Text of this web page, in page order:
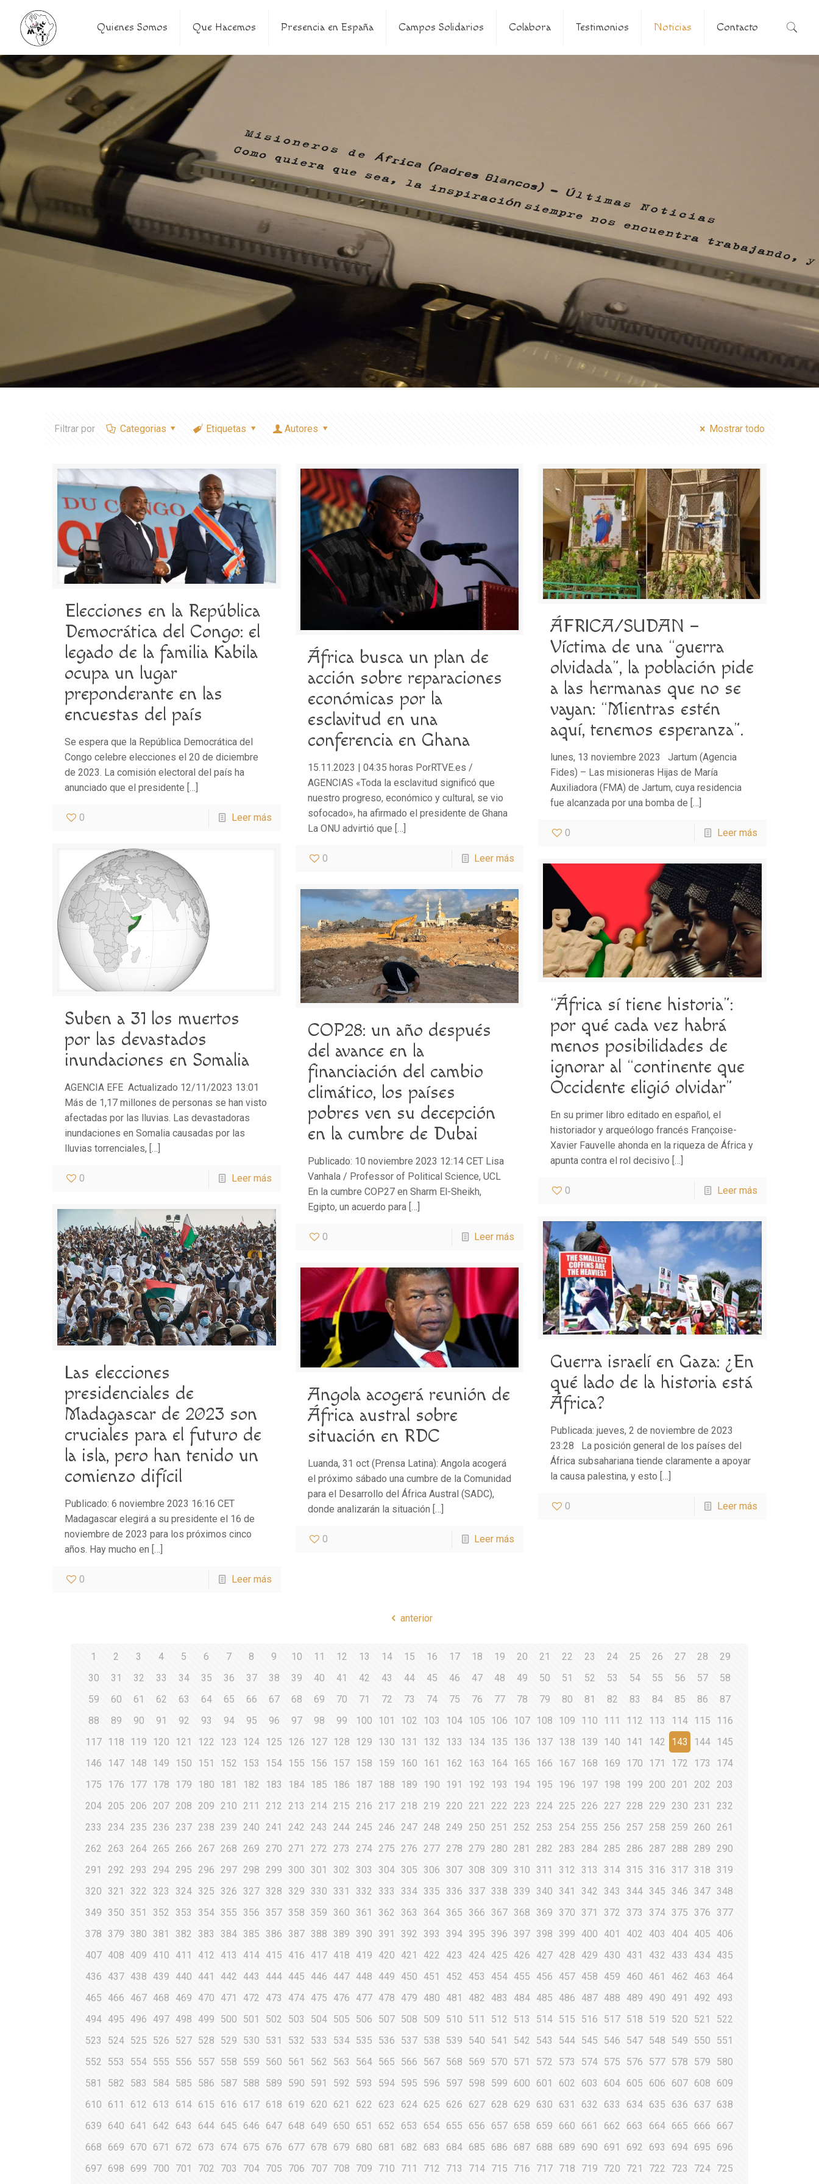
Quienes Somos Que Hacemos Presencia en España Campos Solidarios Colabora Testimonios Noticias Contacto
Filtrar por Categorias Etiquetas Autores Mostrar todo
Elecciones en la República
Democrática del Congo: el
legado de la familia Kabila
ocupa un lugar
preponderante en las
encuestas del país
Se espera que la República Democrática del
Congo celebre elecciones el 20 de diciembre
de 2023. La comisión electoral del país ha
anunciado que el presidente […]
0 Leer más
África busca un plan de
acción sobre reparaciones
económicas por la
esclavitud en una
conferencia en Ghana
15.11.2023 | 04:35 horas PorRTVE.es /
AGENCIAS «Toda la esclavitud significó que
nuestro progreso, económico y cultural, se vio
sofocado», ha afirmado el presidente de Ghana
La ONU advirtió que […]
0 Leer más
ÁFRICA/SUDAN –
Víctima de una “guerra
olvidada”, la población pide
a las hermanas que no se
vayan: “Mientras estén
aquí, tenemos esperanza”.
lunes, 13 noviembre 2023 Jartum (Agencia
Fides) – Las misioneras Hijas de María
Auxiliadora (FMA) de Jartum, cuya residencia
fue alcanzada por una bomba de […]
0 Leer más
Suben a 31 los muertos
por las devastados
inundaciones en Somalia
AGENCIA EFE Actualizado 12/11/2023 13:01
Más de 1,17 millones de personas se han visto
afectadas por las lluvias. Las devastadoras
inundaciones en Somalia causadas por las
lluvias torrenciales, […]
0 Leer más
“África sí tiene historia”:
por qué cada vez habrá
menos posibilidades de
ignorar al “continente que
Occidente eligió olvidar”
En su primer libro editado en español, el
historiador y arqueólogo francés Françoise-
Xavier Fauvelle ahonda en la riqueza de África y
apunta contra el rol decisivo […]
0 Leer más
COP28: un año después
del avance en la
financiación del cambio
climático, los países
pobres ven su decepción
en la cumbre de Dubai
Publicado: 10 noviembre 2023 12:14 CET Lisa
Vanhala / Professor of Political Science, UCL
En la cumbre COP27 en Sharm El-Sheikh,
Egipto, un acuerdo para[…]
0 Leer más
Las elecciones
presidenciales de
Madagascar de 2023 son
cruciales para el futuro de
la isla, pero han tenido un
comienzo difícil
Publicado: 6 noviembre 2023 16:16 CET
Madagascar elegirá a su presidente el 16 de
noviembre de 2023 para los próximos cinco
años. Hay mucho en […]
0 Leer más
Guerra israelí en Gaza: ¿En
qué lado de la historia está
África?
Publicada: jueves, 2 de noviembre de 2023
23:28 La posición general de los países del
África subsahariana tiende claramente a apoyar
la causa palestina, y esto […]
0 Leer más
Angola acogerá reunión de
África austral sobre
situación en RDC
Luanda, 31 oct (Prensa Latina): Angola acogerá
el próximo sábado una cumbre de la Comunidad
para el Desarrollo del África Austral (SADC),
donde analizarán la situación […]
0 Leer más
anterior
1 2 3 4 5 6 7 8 9 10 11 12 13 14 15 16 17 18 19 20 21 22 23 24 25 26 27 28
29
30
31 32 33 34 35 36 37 38 39 40 41 42 43 44 45 46 47 48 49 50 51 52 53 54 55 56 57
58
59
60 61 62 63 64 65 66 67 68 69 70 71 72 73 74 75 76 77 78 79 80 81 82 83 84 85 86
87
88
89 90 91 92 93 94 95 96 97 98 99 100 101 102 103 104 105 106 107 108 109 110 111 112 113 114 115
116
117 118 119 120 121 122 123 124 125 126 127 128 129 130 131 132 133 134 135 136 137 138 139 140 141 142 143 144 145
146
147 148 149 150 151 152 153 154 155 156 157 158 159 160 161 162 163 164 165 166 167 168 169 170 171 172 173
174
175
176 177 178 179 180 181 182 183 184 185 186 187 188 189 190 191 192 193 194 195 196 197 198 199 200 201 202
203
204 205 206 207 208 209 210 211 212 213 214 215 216 217 218 219 220 221 222 223 224 225 226 227 228 229 230 231
232
233
234 235 236 237 238 239 240 241 242 243 244 245 246 247 248 249 250 251 252 253 254 255 256 257 258 259 260
261
262
263 264 265 266 267 268 269 270 271 272 273 274 275 276 277 278 279 280 281 282 283 284 285 286 287 288 289
290
291
292 293 294 295 296 297 298 299 300 301 302 303 304 305 306 307 308 309 310 311 312 313 314 315 316 317 318
319
320
321 322 323 324 325 326 327 328 329 330 331 332 333 334 335 336 337 338 339 340 341 342 343 344 345 346 347 348
349
350 351 352 353 354 355 356 357 358 359 360 361 362 363 364 365 366 367 368 369 370 371 372 373 374 375 376
377
378
379 380 381 382 383 384 385 386 387 388 389 390 391 392 393 394 395 396 397 398 399 400 401 402 403 404 405
406
407 408 409 410 411 412 413 414 415 416 417 418 419 420 421 422 423 424 425 426 427 428 429 430 431 432 433 434 435
436
437 438 439 440 441 442 443 444 445 446 447 448 449 450 451 452 453 454 455 456 457 458 459 460 461 462 463
464
465
466 467 468 469 470 471 472 473 474 475 476 477 478 479 480 481 482 483 484 485 486 487 488 489 490 491 492
493
494 495 496 497 498 499 500 501 502 503 504 505 506 507 508 509 510 511 512 513 514 515 516 517 518 519 520 521
522
523
524 525 526 527 528 529 530 531 532 533 534 535 536 537 538 539 540 541 542 543 544 545 546 547 548 549 550
551
552
553 554 555 556 557 558 559 560 561 562 563 564 565 566 567 568 569 570 571 572 573 574 575 576 577 578 579
580
581
582 583 584 585 586 587 588 589 590 591 592 593 594 595 596 597 598 599 600 601 602 603 604 605 606 607 608
609
610
611 612 613 614 615 616 617 618 619 620 621 622 623 624 625 626 627 628 629 630 631 632 633 634 635 636 637 638
639
640 641 642 643 644 645 646 647 648 649 650 651 652 653 654 655 656 657 658 659 660 661 662 663 664 665 666
667
668
669 670 671 672 673 674 675 676 677 678 679 680 681 682 683 684 685 686 687 688 689 690 691 692 693 694 695
696
697 698 699 700 701 702 703 704 705 706 707 708 709 710 711 712 713 714 715 716 717 718 719 720 721 722 723 724 725